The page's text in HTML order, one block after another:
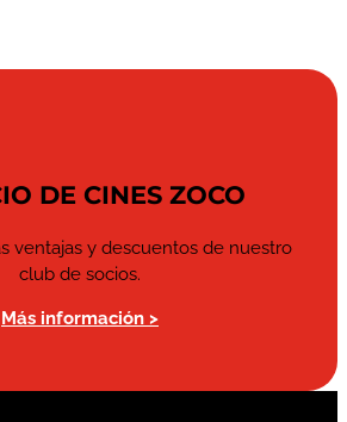
DE CINES ZOCO
ventajas y descuentos de nuestro
club de socios.
Más información >